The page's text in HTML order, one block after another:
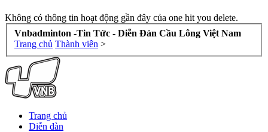
Không có thông tin hoạt động gần đây của one hit you delete.
Vnbadminton -Tin Tức - Diễn Đàn Cầu Lông Việt Nam
Trang chủ Thành viên >
Trang chủ
Diễn đàn